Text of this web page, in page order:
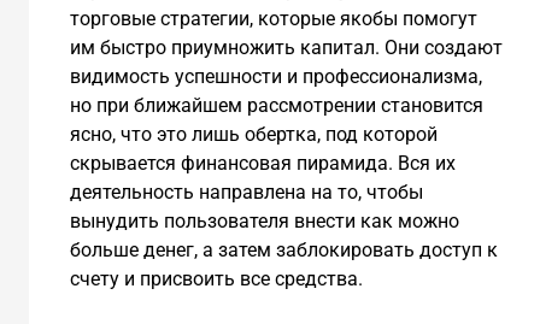
торговые стратегии, которые якобы помогут
им быстро приумножить капитал. Они создают
видимость успешности и профессионализма,
но при ближайшем рассмотрении становится
ясно, что это лишь обертка, под которой
скрывается финансовая пирамида. Вся их
деятельность направлена на то, чтобы
вынудить пользователя внести как можно
больше денег, а затем заблокировать доступ к
счету и присвоить все средства.